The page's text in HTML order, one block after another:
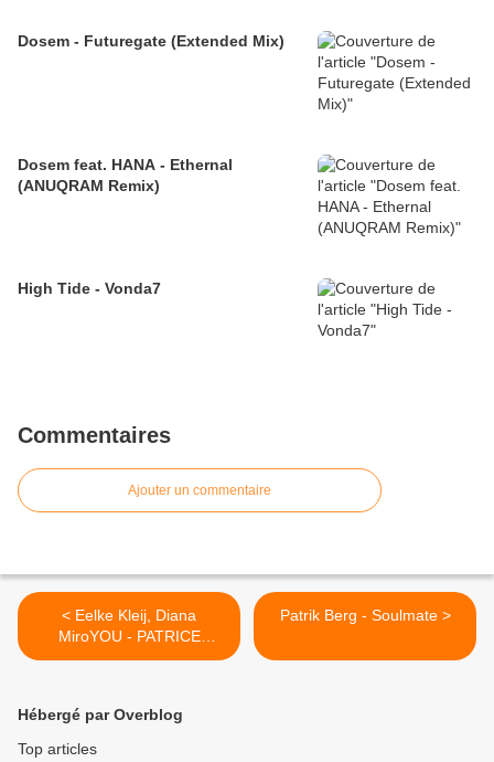
Dosem - Futuregate (Extended Mix)
Dosem feat. HANA - Ethernal
(ANUQRAM Remix)
High Tide - Vonda7
Commentaires
Ajouter un commentaire
< Eelke Kleij, Diana
MiroYOU - PATRICE
BÄUMEL REMIX
Patrik Berg - Soulmate >
Hébergé par Overblog
Top articles